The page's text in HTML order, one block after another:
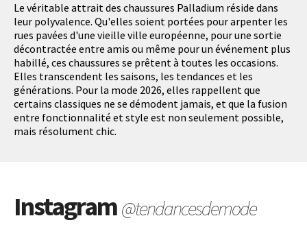
Le véritable attrait des chaussures Palladium réside dans
leur polyvalence. Qu'elles soient portées pour arpenter les
rues pavées d'une vieille ville européenne, pour une sortie
décontractée entre amis ou même pour un événement plus
habillé, ces chaussures se prêtent à toutes les occasions.
Elles transcendent les saisons, les tendances et les
générations. Pour la mode 2026, elles rappellent que
certains classiques ne se démodent jamais, et que la fusion
entre fonctionnalité et style est non seulement possible,
mais résolument chic.
Instagram@tendancesdemode